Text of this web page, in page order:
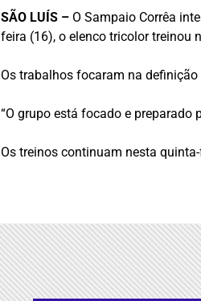
SÃO LUÍS – O Sampaio Corrêa
feira (16), o elenco tricolor treinou
Os trabalhos focaram na
“O grupo está focado e preparado
Os treinos continuam nesta